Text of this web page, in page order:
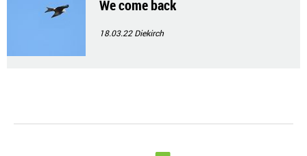
We come back
18.03.22Diekirch